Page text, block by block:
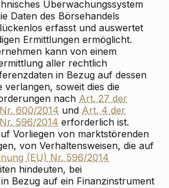
Überwachungssystem
Daten des Börsehandels
erfasst und auswertet
Ermittlungen ermöglicht.
kann von einem
aller rechtlich
in Bezug auf dessen
verlangen, soweit dies die
nach Art. 27 der
600/2014 und Art. 4 der
596/2014 erforderlich ist.
Vorliegen von marktstörenden
von Verhaltensweisen, die auf
(EU) Nr. 596/2014
hindeuten, bei
Bezug auf ein Finanzinstrument